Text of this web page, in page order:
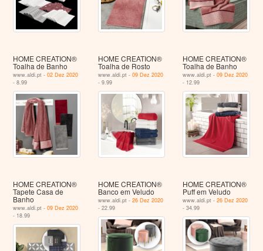
HOME CREATION®
Toalha de Banho
www.aldi.pt -02 Dez 2020
- 8.99
HOME CREATION®
Toalha de Rosto
www.aldi.pt - 09 Dez 2020
- 9.99
HOME CREATION®
Toalha de Banho
www.aldi.pt -09 Dez 2020
- 12.99
HOME CREATION®
Tapete Casa de
Banho
www.aldi.pt -09 Dez 2020
- 18.99
HOME CREATION®
Banco em Veludo
www.aldi.pt - 26 Dez 2020
- 22.99
HOME CREATION®
Puff em Veludo
www.aldi.pt -26 Dez 2020
- 34.99